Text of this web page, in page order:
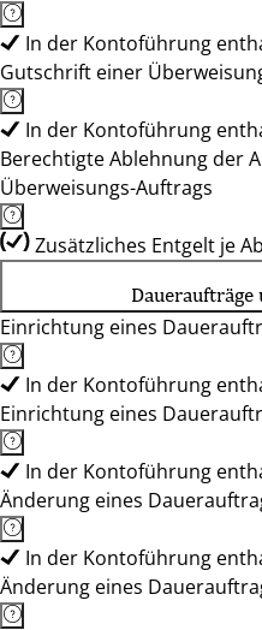
In der Kontoführung
Gutschrift einer
In der Kontoführung
Berechtigte Ablehnung der
Überweisungs-Auftrags
Zusätzliches Entgelt je
Einrichtung eines
In der Kontoführung
Einrichtung eines
In der Kontoführung
Änderung eines
In der Kontoführung
Änderung eines